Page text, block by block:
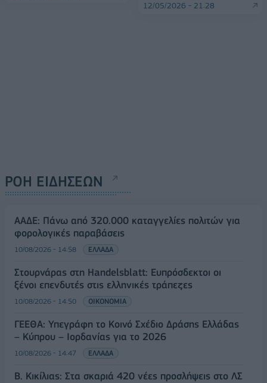
12/05/2026 - 21:28
ΡΟΗ ΕΙΔΗΣΕΩΝ
ΑΑΔΕ: Πάνω από 320.000 καταγγελίες πολιτών για
φορολογικές παραβάσεις
10/08/2026 - 14:58 ΕΛΛΑΔΑ
Στουρνάρας στη Handelsblatt: Ευπρόσδεκτοι οι
ξένοι επενδυτές στις ελληνικές τράπεζες
10/08/2026 - 14:50 ΟΙΚΟΝΟΜΙΑ
ΓΕΕΘΑ: Υπεγράφη το Κοινό Σχέδιο Δράσης Ελλάδας
– Κύπρου – Ιορδανίας για το 2026
10/08/2026 - 14:47 ΕΛΛΑΔΑ
Β. Κικίλιας: Στα σκαριά 420 νέες προσλήψεις στο ΛΣ